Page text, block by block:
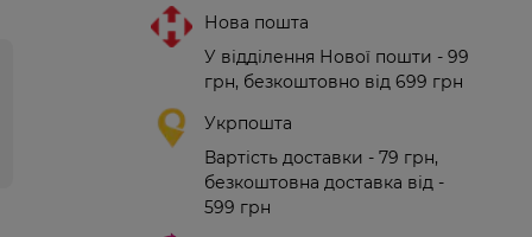
Нова пошта
У відділення Нової пошти - 99
грн, безкоштовно від 699 грн
Укрпошта
Вартість доставки - 79 грн,
безкоштовна доставка від -
599 грн